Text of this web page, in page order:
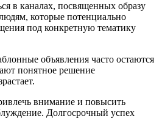
в каналах, посвященных образу
которые потенциально
под конкретную тематику
объявления часто остаются
понятное решение
внимание и повысить
Долгосрочный успех